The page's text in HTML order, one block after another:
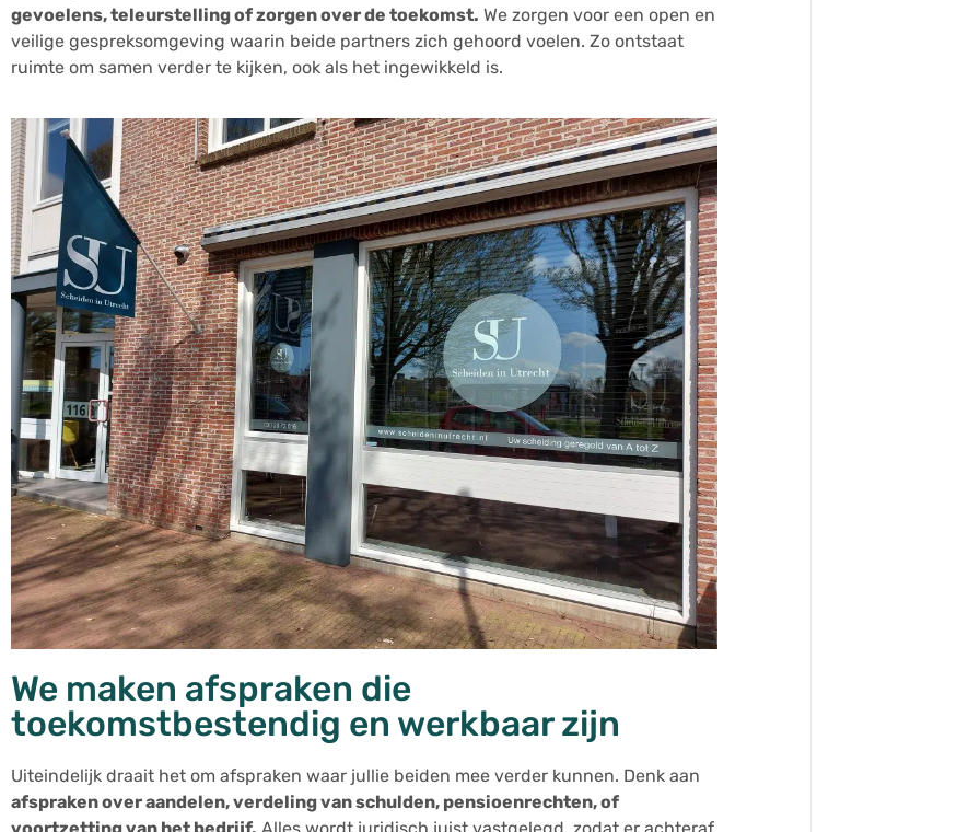
gevoelens, teleurstelling of zorgen over de toekomst. We zorgen voor een open en
veilige gespreksomgeving waarin beide partners zich gehoord voelen. Zo ontstaat
ruimte om samen verder te kijken, ook als het ingewikkeld is.
We maken afspraken die
toekomstbestendig en werkbaar zijn
Uiteindelijk draait het om afspraken waar jullie beiden mee verder kunnen. Denk aan
afspraken over aandelen, verdeling van schulden, pensioenrechten, of